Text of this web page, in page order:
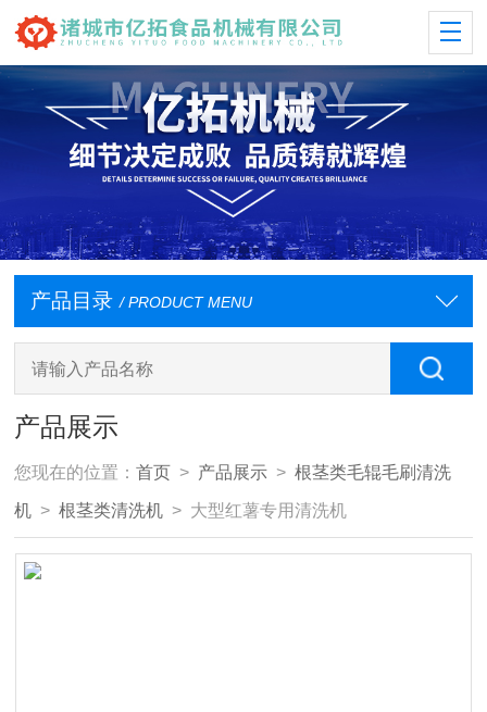
产品目录 / PRODUCT MENU
产品展示
您现在的位置：首页 > 产品展示 >根茎类毛辊毛刷清洗
机 >根茎类清洗机 > 大型红薯专用清洗机